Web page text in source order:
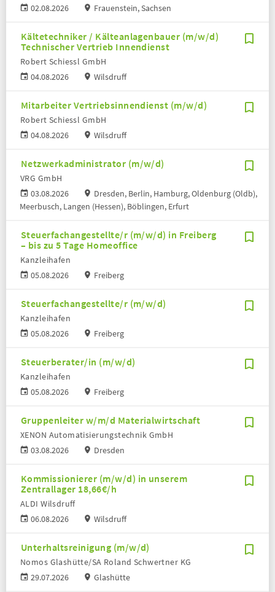
02.08.2026
Frauenstein, Sachsen
Kältetechniker / Kälteanlagenbauer (m/w/d)
Technischer Vertrieb Innendienst
04.08.2026
Robert Schiessl GmbH
Wilsdruff
Mitarbeiter Vertriebsinnendienst (m/w/d)
04.08.2026
Robert Schiessl GmbH
Wilsdruff
Netzwerkadministrator (m/w/d)
03.08.2026
VRG GmbH
Dresden, Berlin, Hamburg, Oldenburg (Oldb),
Meerbusch, Langen (Hessen), Böblingen, Erfurt
Steuerfachangestellte/r (m/w/d) in Freiberg
– bis zu 5 Tage Homeoffice
05.08.2026
Kanzleihafen
Freiberg
Steuerfachangestellte/r (m/w/d)
05.08.2026
Kanzleihafen
Freiberg
Steuerberater/in (m/w/d)
05.08.2026
Kanzleihafen
Freiberg
Gruppenleiter w/m/d Materialwirtschaft
03.08.2026
XENON Automatisierungstechnik GmbH
Dresden
Kommissionierer (m/w/d) in unserem
Zentrallager 18,66€/h
06.08.2026
ALDI Wilsdruff
Wilsdruff
Unterhaltsreinigung (m/w/d)
29.07.2026
Nomos Glashütte/SA Roland Schwertner KG
Glashütte